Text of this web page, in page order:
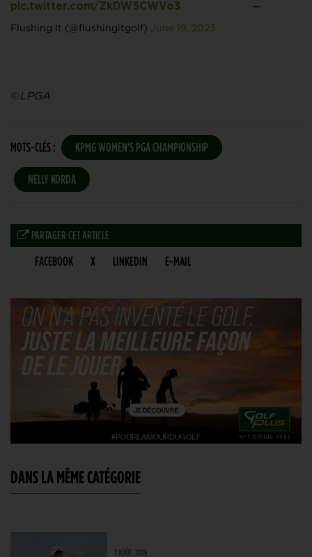
pic.twitter.com/ZkDW5CWVo3 —
Flushing It (@flushingitgolf) June 19, 2023
©LPGA
MOTS-CLÉS : KPMG WOMEN'S PGA CHAMPIONSHIP
NELLY KORDA
PARTAGER CET ARTICLE
FACEBOOK X LINKEDIN E-MAIL
DANS LA MÊME CATÉGORIE
7 AOÛT. 2026